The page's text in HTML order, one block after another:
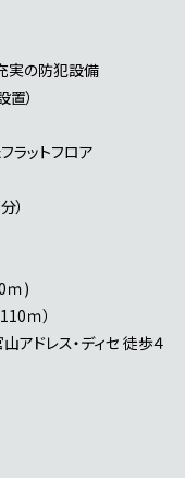
実の防犯設備
）
ラットフロア
）
ｍ)
ｍ）
ドレス・ディセ 徒歩４